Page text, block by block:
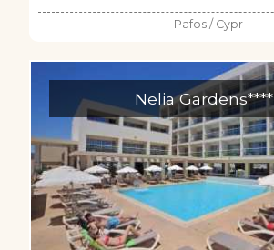
Pafos / Cypr
Nelia Gardens****